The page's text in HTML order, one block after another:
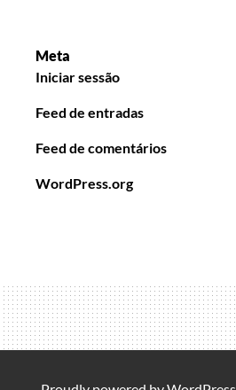
Meta
Iniciar sessão
Feed de entradas
Feed de comentários
WordPress.org